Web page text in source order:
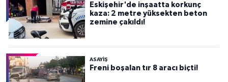
Eskişehir'de inşaatta korkunç
kaza: 2 metre yüksekten beton
zemine çakıldı!
ASAYİŞ
Freni boşalan tır 8 aracı biçti!